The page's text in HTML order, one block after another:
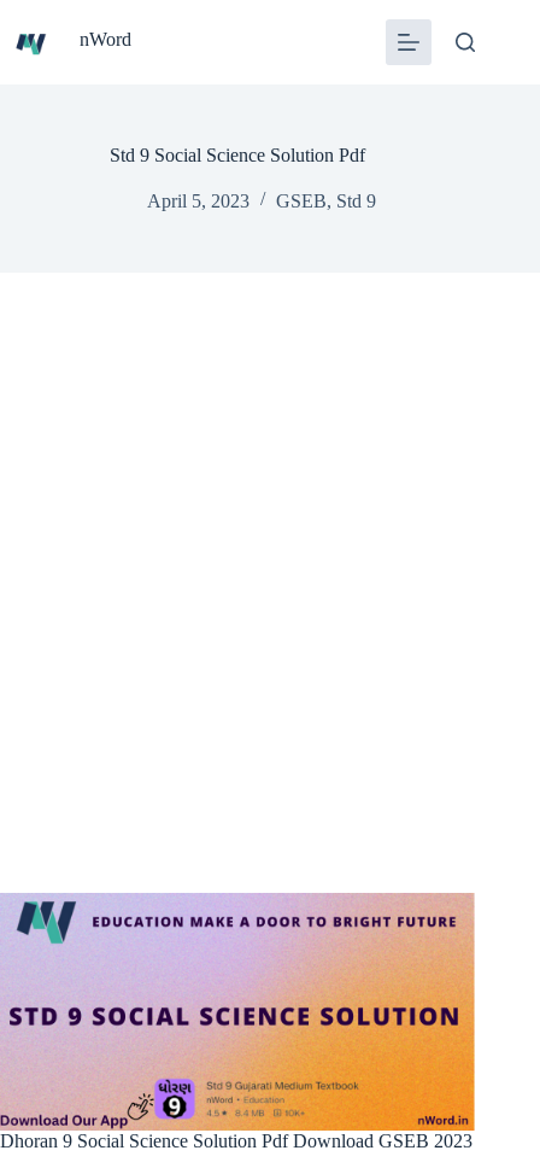
content
nWord
Std 9 Social Science Solution Pdf
April 5, 2023 GSEB, Std 9
Dhoran 9 Social Science Solution Pdf Download GSEB 2023